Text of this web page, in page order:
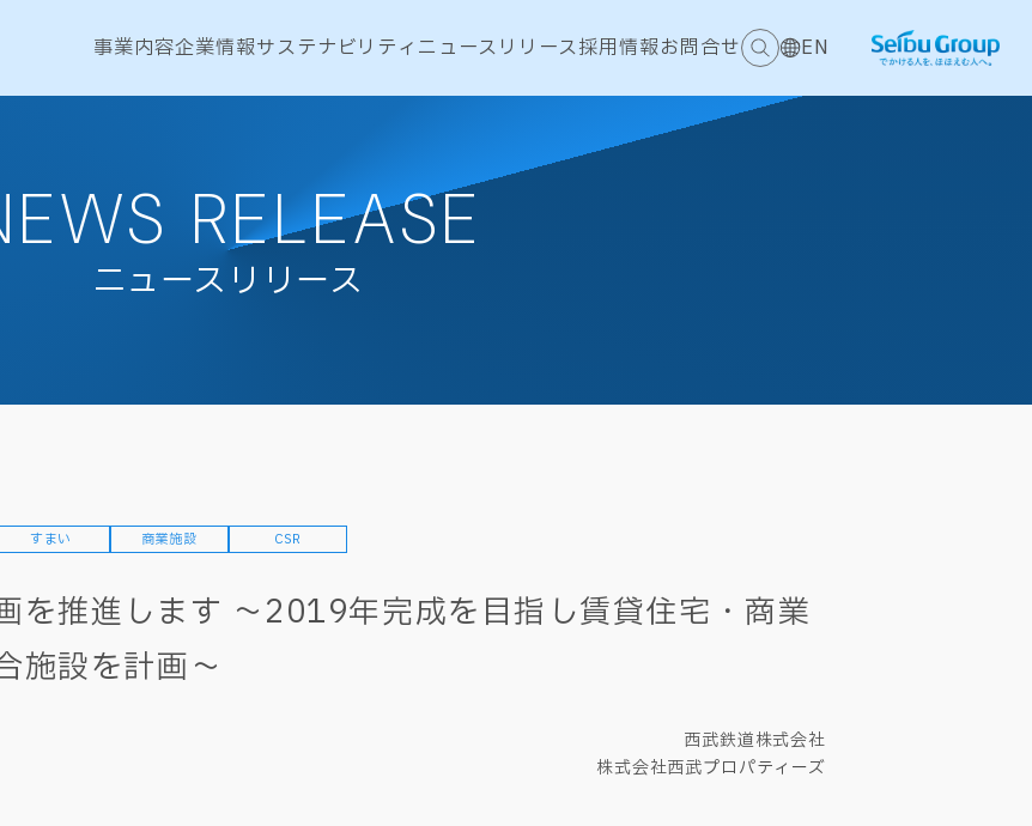
事業内容企業情報サステナビリティ ニュースリリース採用情報お問合せ EN
RELEASE
ニュースリリース
すまい 商業施設 CSR
を推進します ～2019年完成を目指し賃貸住宅・商業
施設を計画～
西武鉄道株式会社
株式会社西武プロパティーズ